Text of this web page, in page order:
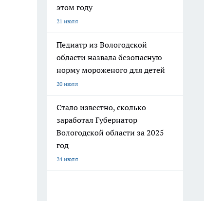
этом году
21 июля
Педиатр из Вологодской
области назвала безопасную
норму мороженого для детей
20 июля
Стало известно, сколько
заработал Губернатор
Вологодской области за 2025
год
24 июля